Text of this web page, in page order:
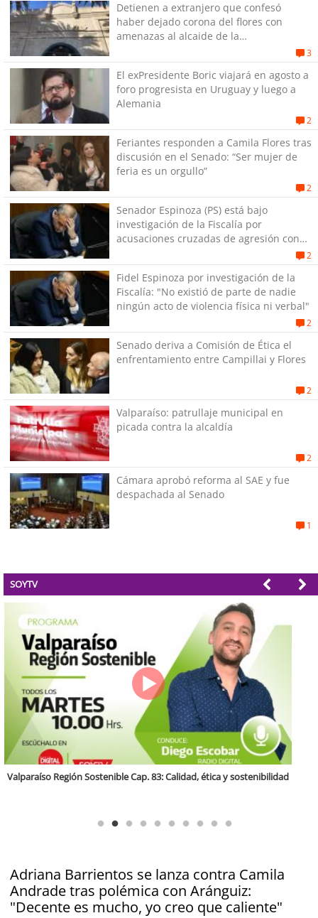
Detienen a extranjero que confesó
haber dejado corona del flores con
amenazas al alcaide de la
3
El exPresidente Boric viajará en agosto a
foro progresista en Uruguay y luego a
Alemania
2
Feriantes responden a Camila Flores tras
discusión en el Senado: “Ser mujer de
feria es un orgullo”
2
Senador Espinoza (PS) está bajo
investigación de la Fiscalía por
acusaciones cruzadas de agresión con
2
Fidel Espinoza por investigación de la
Fiscalía: "No existió de parte de nadie
ningún acto de violencia física ni verbal"
2
Senado deriva a Comisión de Ética el
enfrentamiento entre Campillai y Flores
2
Valparaíso: patrullaje municipal en
picada contra la alcaldía
2
Cámara aprobó reforma al SAE y fue
despachada al Senado
1
SOYTV
Adriana Barrientos se lanza contra Camila
Andrade tras polémica con Aránguiz:
"Decente es mucho, yo creo que caliente"